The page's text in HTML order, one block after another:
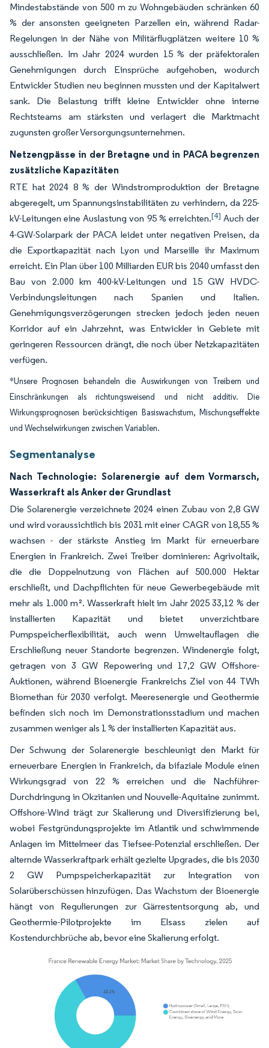
Mindestabstände von 500 m zu Wohngebäuden schränken 60
% der ansonsten geeigneten Parzellen ein, während Radar-
Regelungen in der Nähe von Militärflugplätzen weitere 10 %
ausschließen. Im Jahr 2024 wurden 15 % der präfektoralen
Genehmigungen durch Einsprüche aufgehoben, wodurch
Entwickler Studien neu beginnen mussten und der Kapitalwert
sank. Die Belastung trifft kleine Entwickler ohne interne
Rechtsteams am stärksten und verlagert die Marktmacht
zugunsten großer Versorgungsunternehmen.
Netzengpässe in der Bretagne und in PACA begrenzen
zusätzliche Kapazitäten
RTE hat 2024 8 % der Windstromproduktion der Bretagne
abgeregelt, um Spannungsinstabilitäten zu verhindern, da 225-
kV-Leitungen eine Auslastung von 95 % erreichten.[4] Auch der
4-GW-Solarpark der PACA leidet unter negativen Preisen, da
die Exportkapazität nach Lyon und Marseille ihr Maximum
erreicht. Ein Plan über 100 Milliarden EUR bis 2040 umfasst den
Bau von 2.000 km 400-kV-Leitungen und 15 GW HVDC-
Verbindungsleitungen nach Spanien und Italien.
Genehmigungsverzögerungen strecken jedoch jeden neuen
Korridor auf ein Jahrzehnt, was Entwickler in Gebiete mit
geringeren Ressourcen drängt, die noch über Netzkapazitäten
verfügen.
*Unsere Prognosen behandeln die Auswirkungen von Treibern und
Einschränkungen als richtungsweisend und nicht additiv. Die
Wirkungsprognosen berücksichtigen Basiswachstum, Mischungseffekte
und Wechselwirkungen zwischen Variablen.
Segmentanalyse
Nach Technologie: Solarenergie auf dem Vormarsch,
Wasserkraft als Anker der Grundlast
Die Solarenergie verzeichnete 2024 einen Zubau von 2,8 GW
und wird voraussichtlich bis 2031 mit einer CAGR von 18,55 %
wachsen - der stärkste Anstieg im Markt für erneuerbare
Energien in Frankreich. Zwei Treiber dominieren: Agrivoltaik,
die die Doppelnutzung von Flächen auf 500.000 Hektar
erschließt, und Dachpflichten für neue Gewerbegebäude mit
mehr als 1.000 m². Wasserkraft hielt im Jahr 2025 33,12 % der
installierten Kapazität und bietet unverzichtbare
Pumpspeicherflexibilität, auch wenn Umweltauflagen die
Erschließung neuer Standorte begrenzen. Windenergie folgt,
getragen von 3 GW Repowering und 17,2 GW Offshore-
Auktionen, während Bioenergie Frankreichs Ziel von 44 TWh
Biomethan für 2030 verfolgt. Meeresenergie und Geothermie
befinden sich noch im Demonstrationsstadium und machen
zusammen weniger als 1 % der installierten Kapazität aus.
Der Schwung der Solarenergie beschleunigt den Markt für
erneuerbare Energien in Frankreich, da bifaziale Module einen
Wirkungsgrad von 22 % erreichen und die Nachführer-
Durchdringung in Okzitanien und Nouvelle-Aquitaine zunimmt.
Offshore-Wind trägt zur Skalierung und Diversifizierung bei,
wobei Festgründungsprojekte im Atlantik und schwimmende
Anlagen im Mittelmeer das Tiefsee-Potenzial erschließen. Der
alternde Wasserkraftpark erhält gezielte Upgrades, die bis 2030
2 GW Pumpspeicherkapazität zur Integration von
Solarüberschüssen hinzufügen. Das Wachstum der Bioenergie
hängt von Regulierungen zur Gärrestentsorgung ab, und
Geothermie-Pilotprojekte im Elsass zielen auf
Kostendurchbrüche ab, bevor eine Skalierung erfolgt.